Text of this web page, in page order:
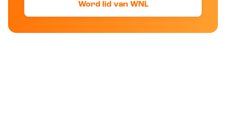
Word lid van WNL